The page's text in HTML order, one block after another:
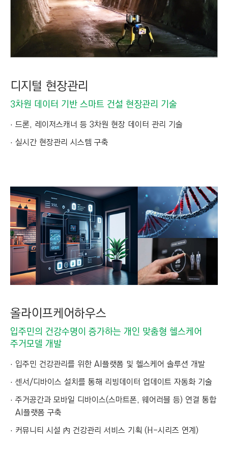
디지털 현장관리
3차원 데이터 기반 스마트 건설 현장관리 기술
드론, 레이저스캐너 등 3차원 현장 데이터 관리 기술
실시간 현장관리 시스템 구축
올라이프케어하우스
입주민의 건강수명이 증가하는 개인 맞춤형 헬스케어
주거모델 개발
입주민 건강관리를 위한 AI플랫폼 및 헬스케어 솔루션 개발
센서/디바이스 설치를 통해 리빙데이터 업데이트 자동화 기술
주거공간과 모바일 디바이스(스마트폰, 웨어러블 등) 연결 통합
AI플랫폼 구축
커뮤니티 시설 內 건강관리 서비스 기획 (H-시리즈 연계)